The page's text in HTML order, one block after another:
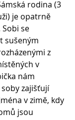
rodina (3
je opatrně
se
sušeným
z
v
nám
zajišťují
v zimě, kdy
jsou